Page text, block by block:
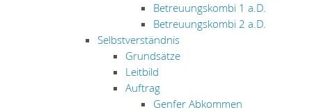
Betreuungskombi 1 a.D.
Betreuungskombi 2 a.D.
Selbstverständnis
Grundsätze
Leitbild
Auftrag
Genfer Abkommen